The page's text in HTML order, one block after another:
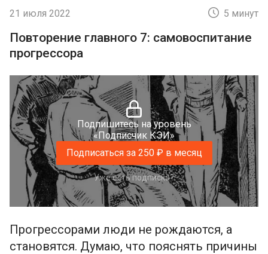
21 июля 2022 5 минут
Повторение главного 7: самовоспитание
прогрессора
Подпишитесь на уровень
«Подписчик КЭИ»
Подписаться за 250 ₽ в месяц
Уже есть подписка?
Прогрессорами люди не рождаются, а
становятся. Думаю, что пояснять причины